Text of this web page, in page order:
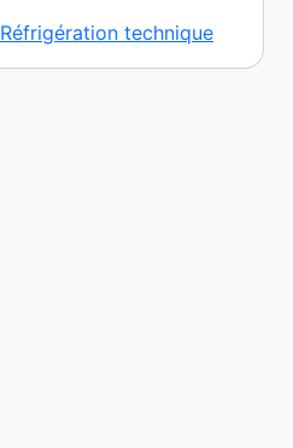
Réfrigération technique